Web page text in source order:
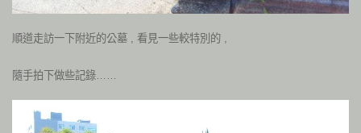
順道走訪一下附近的公墓 , 看見一些較特別的 ,
隨手拍下做些記錄……